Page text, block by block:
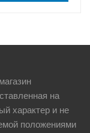
на
характер и не
положениями